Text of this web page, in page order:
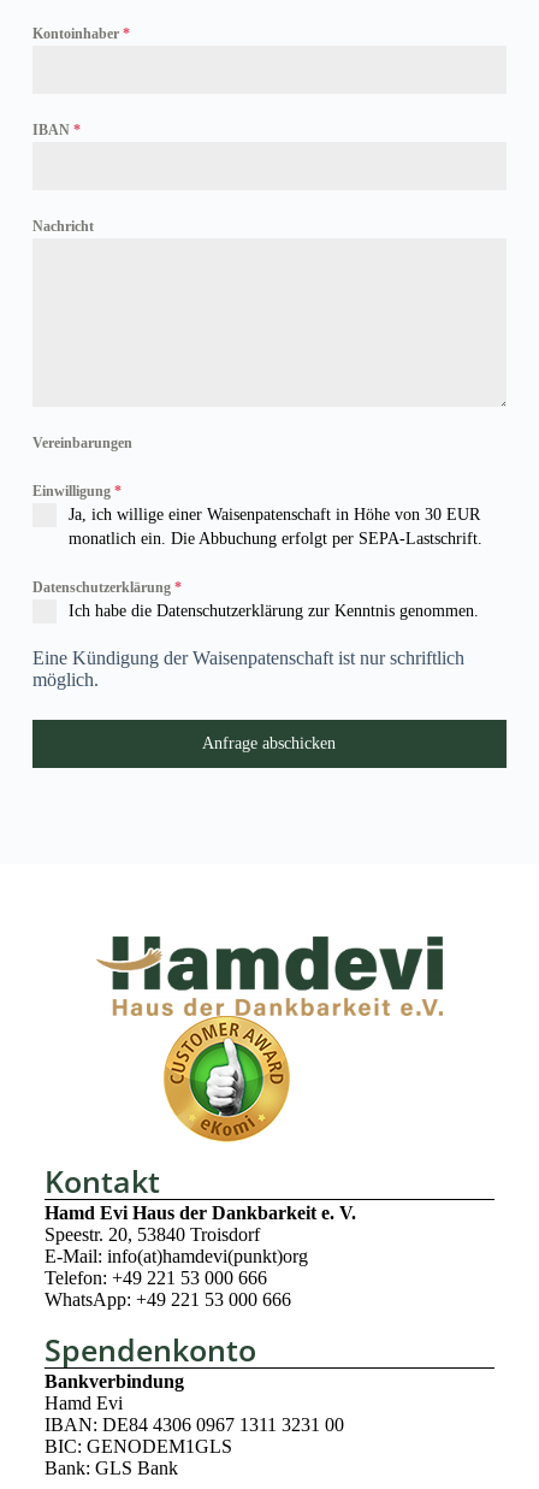
Kontoinhaber *
IBAN *
Nachricht
Vereinbarungen
Einwilligung *
Ja, ich willige einer Waisenpatenschaft in Höhe von 30 EUR
monatlich ein. Die Abbuchung erfolgt per SEPA-Lastschrift.
Datenschutzerklärung *
Ich habe die Datenschutzerklärung zur Kenntnis genommen.
Eine Kündigung der Waisenpatenschaft ist nur schriftlich
möglich.
Anfrage abschicken
Kontakt
Hamd Evi Haus der Dankbarkeit e. V.
Speestr. 20, 53840 Troisdorf
E-Mail: info(at)hamdevi(punkt)org
Telefon: +49 221 53 000 666
WhatsApp: +49 221 53 000 666
Spendenkonto
Bankverbindung
Hamd Evi
IBAN: DE84 4306 0967 1311 3231 00
BIC: GENODEM1GLS
Bank: GLS Bank